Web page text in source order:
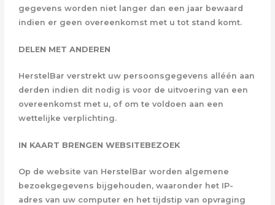
gegevens worden niet langer dan een jaar bewaard
indien er geen overeenkomst met u tot stand komt.
DELEN MET ANDEREN
HerstelBar verstrekt uw persoonsgegevens alléén aan
derden indien dit nodig is voor de uitvoering van een
overeenkomst met u, of om te voldoen aan een
wettelijke verplichting.
IN KAART BRENGEN WEBSITEBEZOEK
Op de website van HerstelBar worden algemene
bezoekgegevens bijgehouden, waaronder het IP-
adres van uw computer en het tijdstip van opvraging